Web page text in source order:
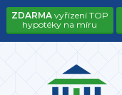
ZDARMAvyřízení TOP
hypotéky na míru